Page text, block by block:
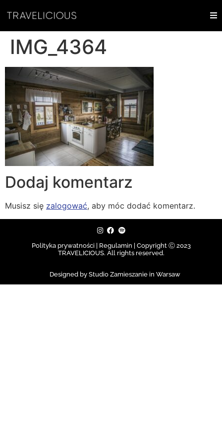
IMG_4364
Dodaj komentarz
Musisz się zalogować, aby móc dodać komentarz.
Polityka prywatności | Regulamin | Copyright Ⓒ 2023
TRAVELICIOUS. All rights reserved.
Designed by Studio Zamieszanie in Warsaw